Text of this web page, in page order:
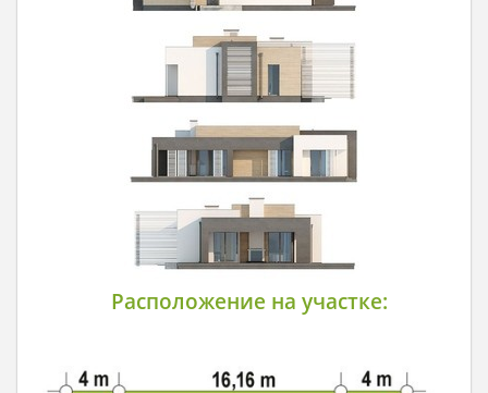
Расположение на участке: